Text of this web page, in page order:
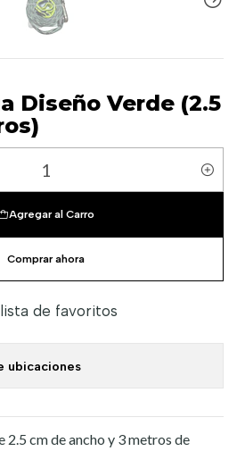
Diseño Verde (2.5
Agregar al Carro
Comprar ahora
de favoritos
ubicaciones
2.5 cm de ancho y 3 metros de